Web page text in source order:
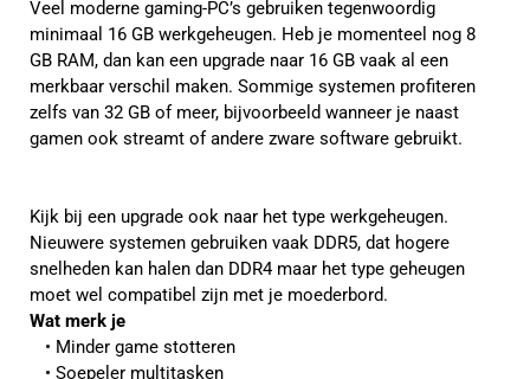
Veel moderne gaming-PC’s gebruiken tegenwoordig
minimaal 16 GB werkgeheugen. Heb je momenteel nog 8
GB RAM, dan kan een upgrade naar 16 GB vaak al een
merkbaar verschil maken. Sommige systemen profiteren
zelfs van 32 GB of meer, bijvoorbeeld wanneer je naast
gamen ook streamt of andere zware software gebruikt.
Kijk bij een upgrade ook naar het type werkgeheugen.
Nieuwere systemen gebruiken vaak DDR5, dat hogere
snelheden kan halen dan DDR4 maar het type geheugen
moet wel compatibel zijn met je moederbord.
Wat merk je
Minder game stotteren
Soepeler multitasken